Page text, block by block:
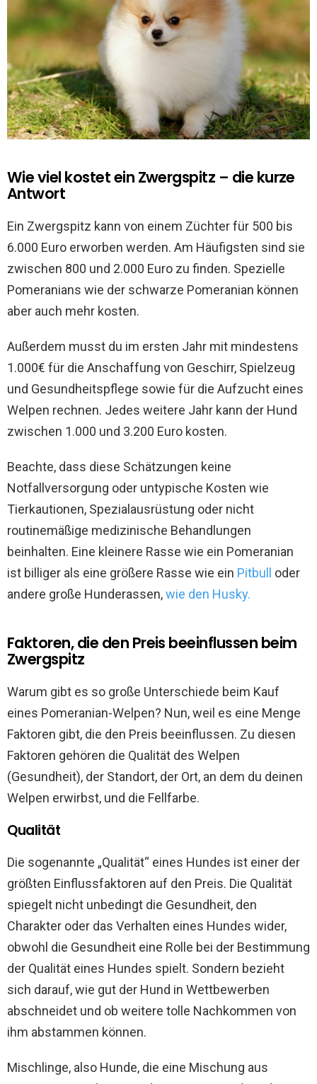
Wie viel kostet ein Zwergspitz – die kurze
Antwort
Ein Zwergspitz kann von einem Züchter für 500 bis
6.000 Euro erworben werden. Am Häufigsten sind sie
zwischen 800 und 2.000 Euro zu finden. Spezielle
Pomeranians wie der schwarze Pomeranian können
aber auch mehr kosten.
Außerdem musst du im ersten Jahr mit mindestens
1.000€ für die Anschaffung von Geschirr, Spielzeug
und Gesundheitspflege sowie für die Aufzucht eines
Welpen rechnen. Jedes weitere Jahr kann der Hund
zwischen 1.000 und 3.200 Euro kosten.
Beachte, dass diese Schätzungen keine
Notfallversorgung oder untypische Kosten wie
Tierkautionen, Spezialausrüstung oder nicht
routinemäßige medizinische Behandlungen
beinhalten. Eine kleinere Rasse wie ein Pomeranian
ist billiger als eine größere Rasse wie ein Pitbull
oder
andere große Hunderassen,wie den Husky.
Faktoren, die den Preis beeinflussen beim
Zwergspitz
Warum gibt es so große Unterschiede beim Kauf
eines Pomeranian-Welpen? Nun, weil es eine Menge
Faktoren gibt, die den Preis beeinflussen. Zu diesen
Faktoren gehören die Qualität des Welpen
(Gesundheit), der Standort, der Ort, an dem du deinen
Welpen erwirbst, und die Fellfarbe.
Qualität
Die sogenannte „Qualität“ eines Hundes ist einer der
größten Einflussfaktoren auf den Preis. Die Qualität
spiegelt nicht unbedingt die Gesundheit, den
Charakter oder das Verhalten eines Hundes wider,
obwohl die Gesundheit eine Rolle bei der Bestimmung
der Qualität eines Hundes spielt. Sondern bezieht
sich darauf, wie gut der Hund in Wettbewerben
abschneidet und ob weitere tolle Nachkommen von
ihm abstammen können.
Mischlinge, also Hunde, die eine Mischung aus